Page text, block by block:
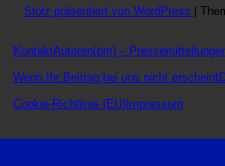
Stolz präsentiert von WordPress
KontaktAutoren(pm) –
Wenn Ihr Beitrag bei uns nicht erscheint
Cookie-Richtlinie (EU) Impressum